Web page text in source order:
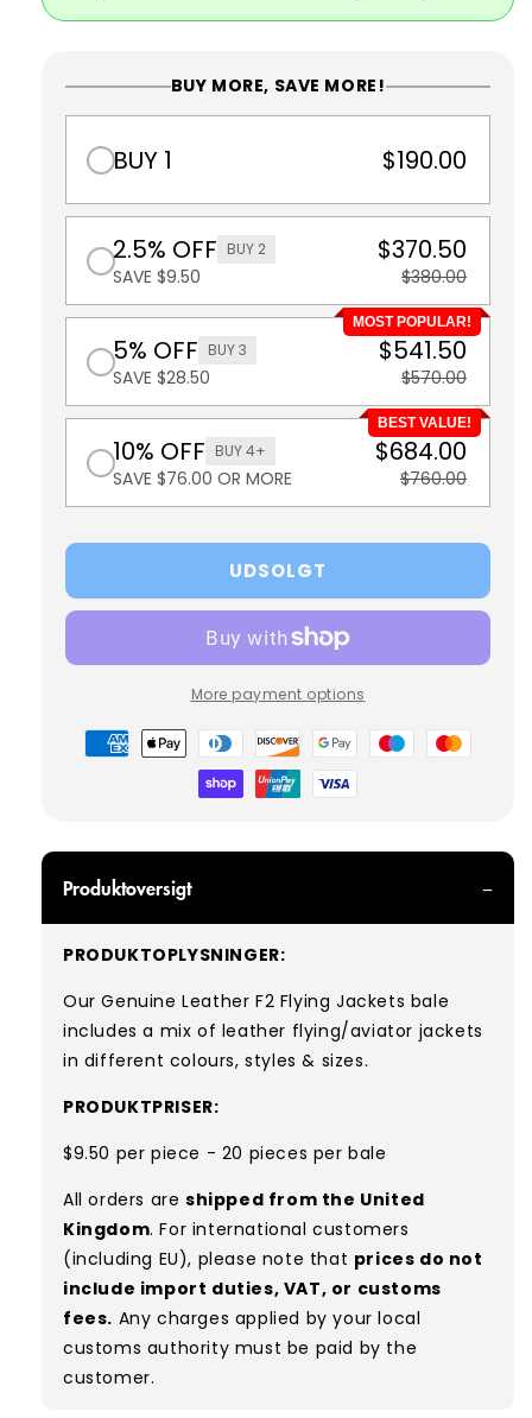
BUY MORE, SAVE MORE!
BUY 1 $190.00
2.5% OFF BUY 2
SAVE $9.50
$370.50
$380.00
MOST POPULAR!
5% OFF BUY 3
SAVE $28.50
$541.50
$570.00
BEST VALUE!
10% OFF BUY 4+
SAVE $76.00 OR MORE
$684.00
$760.00
UDSOLGT
More payment options
Betalingsmetoder
Produktoversigt
PRODUKTOPLYSNINGER:
Our Genuine Leather F2 Flying Jackets bale
includes a mix of leather flying/aviator jackets
in different colours, styles & sizes.
PRODUKTPRISER:
$9.50 per piece - 20 pieces per bale
All orders are shipped from the United
Kingdom. For international customers
(including EU), please note that prices do not
include import duties, VAT, or customs
fees. Any charges applied by your local
customs authority must be paid by the
customer.